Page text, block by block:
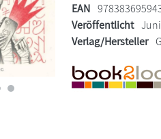
EAN
Veröffentlicht
Verlag/Hersteller